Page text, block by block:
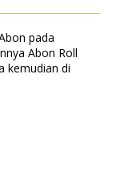
pada
Abon Roll
kemudian di